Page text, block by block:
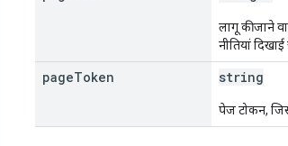
लागू की जाने
नीतियां
pageToken string
पेज टोकन,